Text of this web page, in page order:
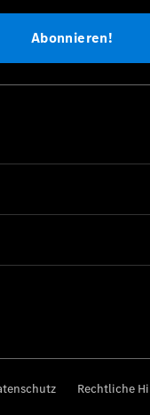
Events
Elektromobilität
Historie
Jobs &
Karriere